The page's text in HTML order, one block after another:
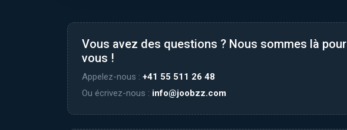
Vous avez des questions ? Nous sommes là pour
vous !
Appelez-nous : +41 55 511 26 48
Ou écrivez-nous : info@joobzz.com